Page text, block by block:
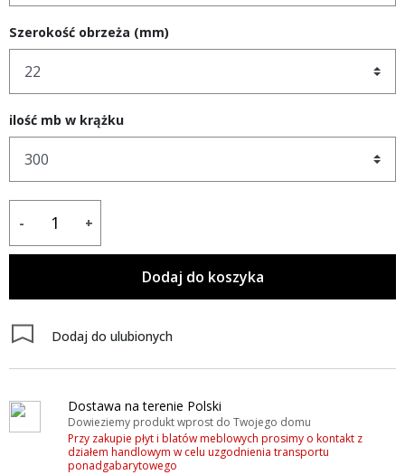
Szerokość obrzeża (mm)
ilość mb w krążku
- +
Dodaj do koszyka
Dodaj do ulubionych
Dostawa na terenie Polski
Dowieziemy produkt wprost do Twojego domu
Przy zakupie płyt i blatów meblowych prosimy o kontakt z
działem handlowym w celu uzgodnienia transportu
ponadgabarytowego